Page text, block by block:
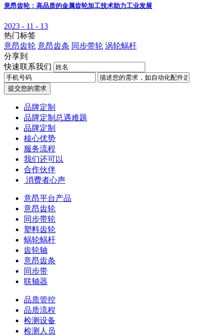
意昂齿轮：高品质的金属齿轮加工技术助力工业发展
2023 - 11 - 13
热门标签
意昂齿轮 意昂齿条 同步带轮 涡轮蜗杆
分享到
快速联系我们
提交您的需求
品牌定制
品牌定制总遇难题
品牌定制
核心优势
服务流程
我们还可以
合作伙伴
​ 消费者心声
意昂平台产品
意昂齿轮
同步带轮
塑料齿轮
蜗轮蜗杆
齿轮轴
意昂齿条
同步带
联轴器
品质管控
品质流程
检测设备
检测人员